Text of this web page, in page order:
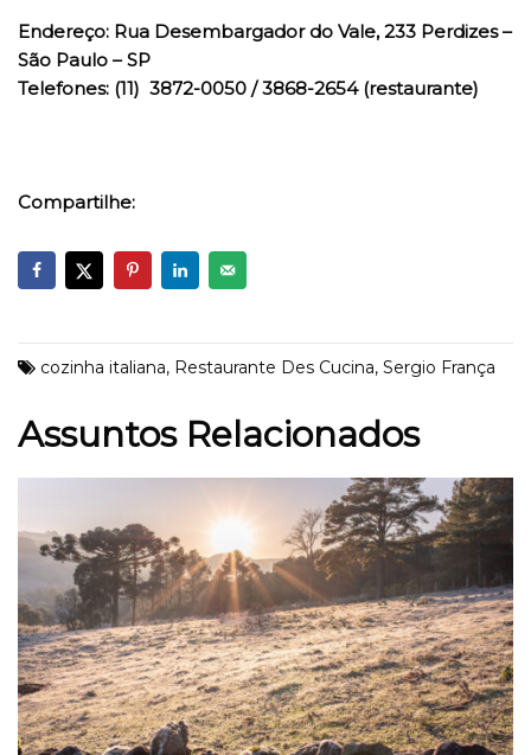
Endereço: Rua Desembargador do Vale, 233 Perdizes –
São Paulo – SP
Telefones: (11) 3872-0050 / 3868-2654 (restaurante)
Compartilhe:
cozinha italiana, Restaurante Des Cucina, Sergio França
Assuntos Relacionados